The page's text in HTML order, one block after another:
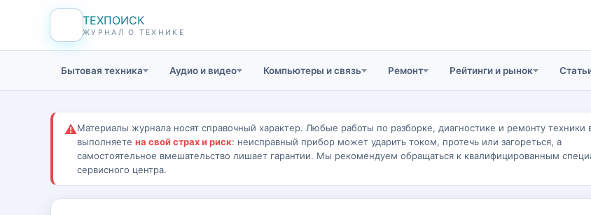
ТЕХПОИСК
ЖУРНАЛ О ТЕХНИКЕ
Бытовая техника Аудио и видео Компьютеры и связь Ремонт Рейтинги и рынок
⚠Материалы журнала носят справочный характер. Любые работы по разборке, диагностике и ремонту техники
выполняете на свой страх и риск: неисправный прибор может ударить током, протечь или загореться, а
самостоятельное вмешательство лишает гарантии. Мы рекомендуем обращаться к квалифицированным
сервисного центра.